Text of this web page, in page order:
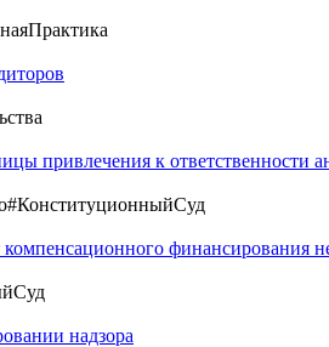
привлечения к ответственности
#КонституционныйСуд
финансирования
надзора